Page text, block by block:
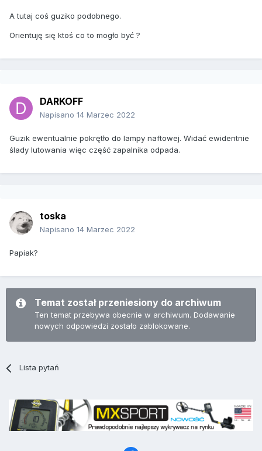
A tutaj coś guziko podobnego.
Orientuję się ktoś co to mogło być ?
DARKOFF
Napisano 14 Marzec 2022
Guzik ewentualnie pokrętło do lampy naftowej. Widać ewidentnie
ślady lutowania więc część zapalnika odpada.
toska
Napisano 14 Marzec 2022
Papiak?
Temat został przeniesiony do archiwum
Ten temat przebywa obecnie w archiwum. Dodawanie
nowych odpowiedzi zostało zablokowane.
Lista pytań